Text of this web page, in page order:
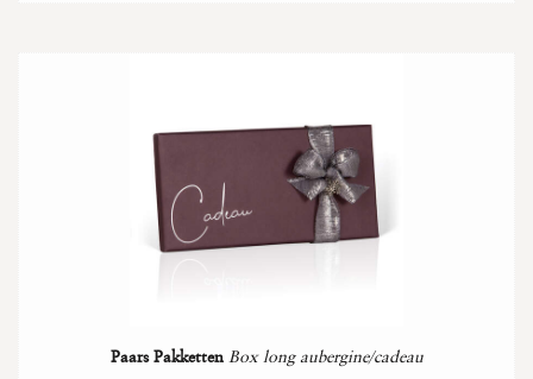
Paars Pakketten Box long aubergine/cadeau